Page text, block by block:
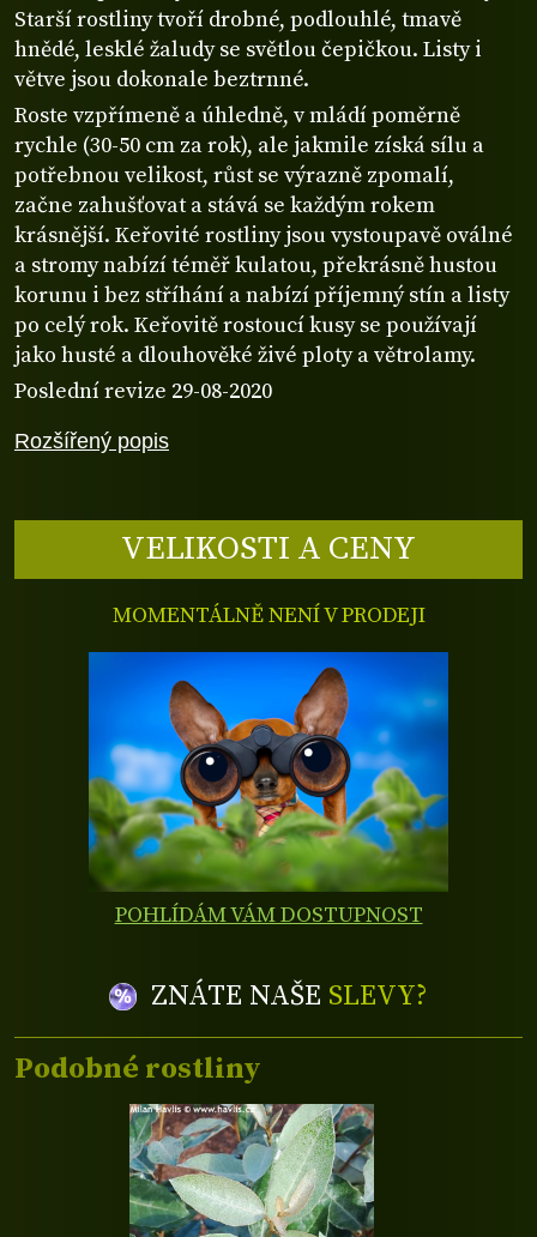
Rozšířený popis
Starší rostliny tvoří drobné, podlouhlé, tmavě
hnědé, lesklé žaludy se světlou čepičkou. Listy i
větve jsou dokonale beztrnné.
Roste vzpřímeně a úhledně, v mládí poměrně
rychle (30-50 cm za rok), ale jakmile získá sílu a
potřebnou velikost, růst se výrazně zpomalí,
začne zahušťovat a stává se každým rokem
krásnější. Keřovité rostliny jsou vystoupavě oválné
a stromy nabízí téměř kulatou, překrásně hustou
korunu i bez stříhání a nabízí příjemný stín a listy
po celý rok. Keřovitě rostoucí kusy se používají
jako husté a dlouhověké živé ploty a větrolamy.
Poslední revize 29-08-2020
VELIKOSTI A CENY
MOMENTÁLNĚ NENÍ V PRODEJI
POHLÍDÁM VÁM DOSTUPNOST
ZNÁTE NAŠE SLEVY?
Podobné rostliny